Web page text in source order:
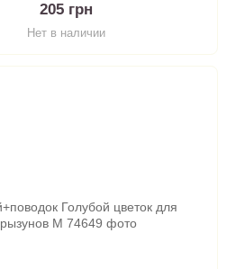
205 грн
Нет в наличии